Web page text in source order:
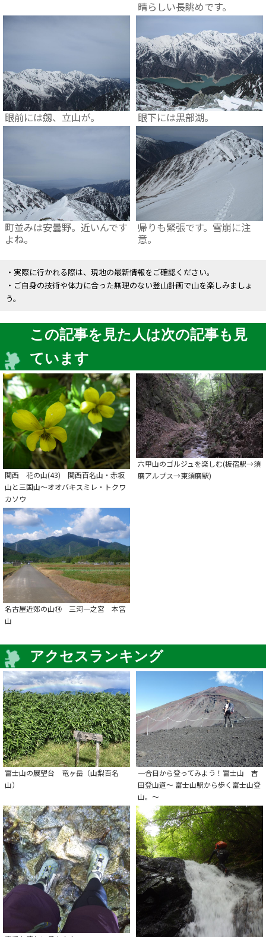
晴らしい長眺めです。
眼前には劔、立山が。 眼下には黒部湖。
町並みは安曇野。近いんです
よね。
帰りも緊張です。雪崩に注
意。
・実際に行かれる際は、現地の最新情報をご確認ください。
・ご自身の技術や体力に合った無理のない登山計画で山を楽しみましょ
う。
この記事を見た人は次の記事も見
ています
関西 花の山(43) 関西百名山・赤坂
山と三国山～オオバキスミレ・トクワ
カソウ
六甲山のゴルジュを楽しむ(板宿駅→須
磨アルプス→東須磨駅)
名古屋近郊の山⑭ 三河一之宮 本宮
山
アクセスランキング
富士山の展望台 竜ヶ岳（山梨百名
山）
一合目から登ってみよう！富士山 吉
田登山道～ 富士山駅から歩く富士山登
山。～